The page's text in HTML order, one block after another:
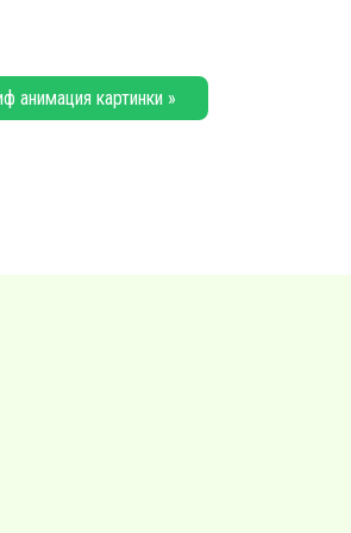
анимация картинки »